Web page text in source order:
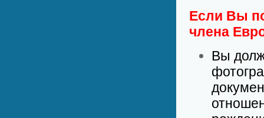
Если Вы
члена
Вы